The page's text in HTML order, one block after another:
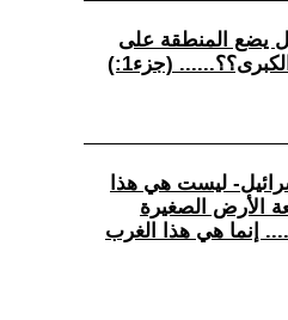
يضع المنطقة على
(جزء1:)
ليست هي هذا
الأرض الصغيرة
إنما هي هذا الغرب